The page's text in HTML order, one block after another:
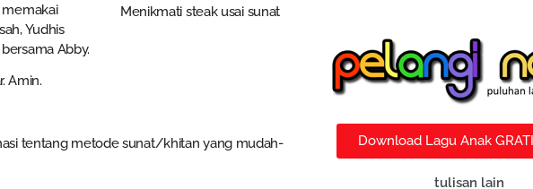
Menikmati steak usai sunat
memakai
Yudhis
Abby.
Amin.
tentang metode sunat/khitan yang mudah-
Download Lagu Anak
tulisan lain